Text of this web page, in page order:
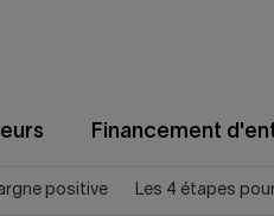
Financement
positive Les 4 étapes